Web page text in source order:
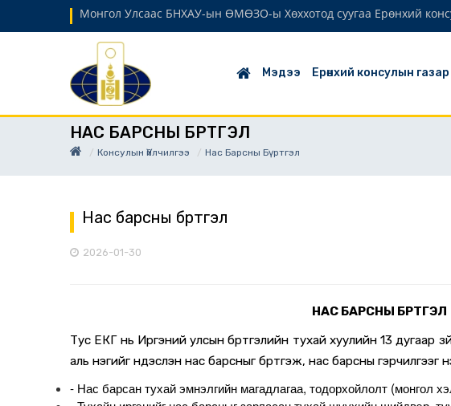
Монгол Улсаас БНХАУ-ын ӨМӨЗО-ы Хөххотод суугаа Ерөнхий
Мэдээ Ерөнхий консулын газар
НАС БАРСНЫ БҮРТГЭЛ
Консулын Үйлчилгээ Нас Барсны Бүртгэл
Нас барсны бүртгэл
2026-01-30
НАС БАРСНЫ БҮРТГЭЛ
Тус ЕКГ нь Иргэний улсын бүртгэлийн тухай хуулийн 13 дугаар
аль нэгийг үндэслэн нас барсныг бүртгэж, нас барсны гэрчилгээг
- Нас барсан тухай эмнэлгийн магадлагаа, тодорхойлолт (монгол